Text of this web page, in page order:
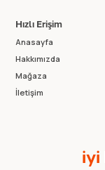
Hızlı Erişim
Anasayfa
Hakkımızda
Mağaza
İletişim
iyi